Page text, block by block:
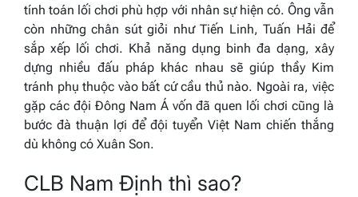
tính toán lối chơi phù hợp với nhân sự hiện có. Ông vẫn
còn những chân sút giỏi như Tiến Linh, Tuấn Hải để
sắp xếp lối chơi. Khả năng dụng binh đa dạng, xây
dựng nhiều đấu pháp khác nhau sẽ giúp thầy Kim
tránh phụ thuộc vào bất cứ cầu thủ nào. Ngoài ra, việc
gặp các đội Đông Nam Á vốn đã quen lối chơi cũng là
bước đà thuận lợi để đội tuyển Việt Nam chiến thắng
dù không có Xuân Son.
CLB Nam Định thì sao?